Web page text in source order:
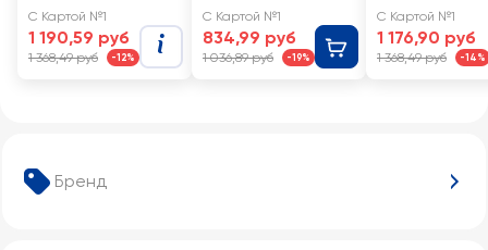
Бренд
С Картой №1
1 190,59 руб
1 368,49 руб -12%
развития мозга
NAN 4 Optipro,
с 18 месяцев
С Картой №1
834,99 руб
1 036,89 руб -19%
С Картой №1
1 176,90 руб
1 368,49 руб -14%